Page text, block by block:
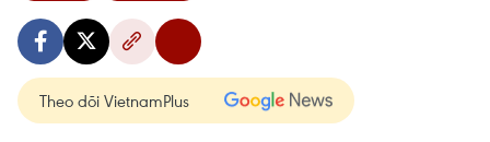
Theo dõi VietnamPlus